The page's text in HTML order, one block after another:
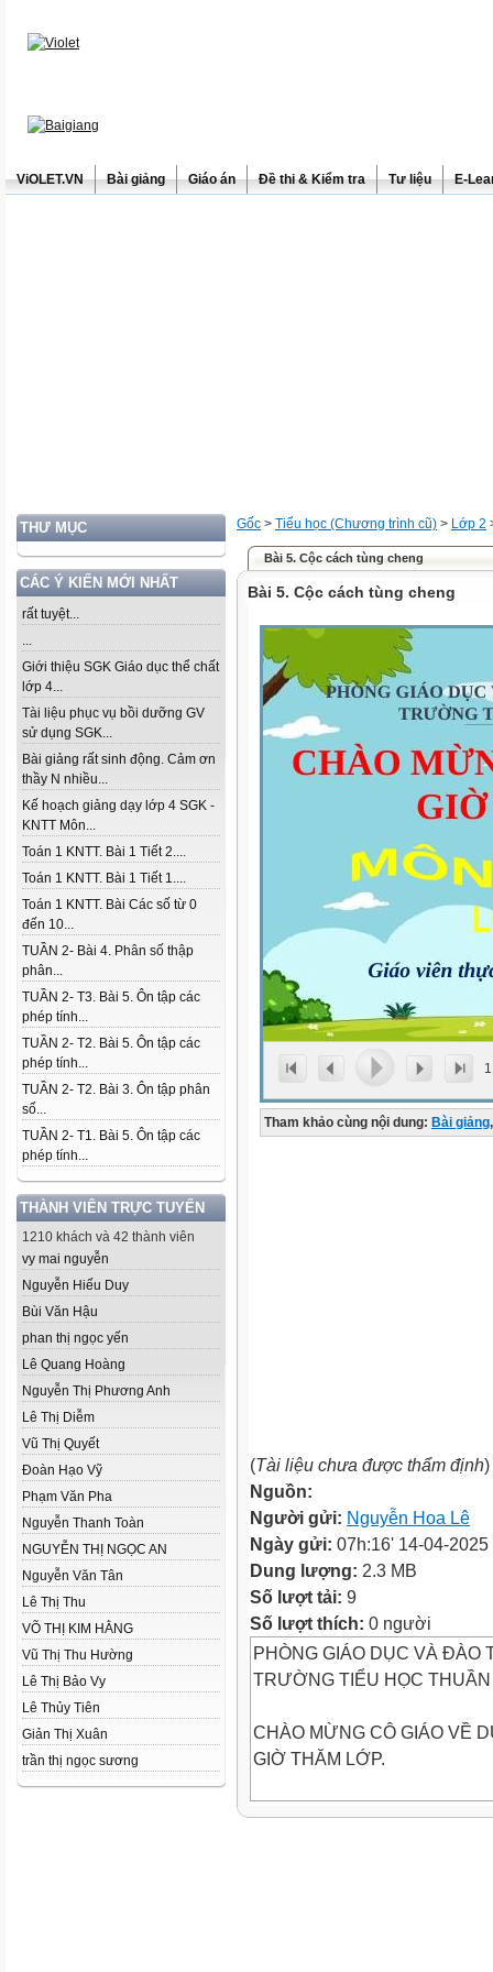
ViOLET.VN Bài giảng Giáo án Đề thi & Kiểm tra Tư liệu E-
THƯ MỤC
CÁC Ý KIẾN MỚI NHẤT
rất tuyệt...
...
Giới thiệu SGK Giáo dục thể chất
lớp 4...
Tài liệu phục vụ bồi dưỡng GV
sử dụng SGK...
Bài giảng rất sinh động. Cảm ơn
thầy N nhiều...
Kế hoạch giảng dạy lớp 4 SGK -
KNTT Môn...
Toán 1 KNTT. Bài 1 Tiết 2....
Toán 1 KNTT. Bài 1 Tiết 1....
Toán 1 KNTT. Bài Các số từ 0
đến 10...
TUẦN 2- Bài 4. Phân số thập
phân...
TUẦN 2- T3. Bài 5. Ôn tập các
phép tính...
TUẦN 2- T2. Bài 5. Ôn tập các
phép tính...
TUẦN 2- T2. Bài 3. Ôn tập phân
số...
TUẦN 2- T1. Bài 5. Ôn tập các
phép tính...
THÀNH VIÊN TRỰC TUYẾN
1210 khách và 42 thành viên
vy mai nguyễn
Nguyễn Hiếu Duy
Bùi Văn Hậu
phan thị ngọc yến
Lê Quang Hoàng
Nguyễn Thị Phương Anh
Lê Thị Diễm
Vũ Thị Quyết
Đoàn Hạo Vỹ
Phạm Văn Pha
Nguyễn Thanh Toàn
NGUYỄN THỊ NGỌC AN
Nguyễn Văn Tân
Lê Thị Thu
VÕ THỊ KIM HẰNG
Vũ Thị Thu Hường
Lê Thị Bảo Vy
Lê Thủy Tiên
Giản Thị Xuân
trần thị ngọc sương
Gốc > Tiểu học (Chương trình cũ) > Lớp 2
Bài 5. Cộc cách tùng cheng
Bài 5. Cộc cách tùng cheng
1
Tham khảo cùng nội dung: Bài giảng,
(Tài liệu chưa được thẩm định)
Nguồn:
Người gửi: Nguyễn Hoa Lê
Ngày gửi: 07h:16' 14-04-2025
Dung lượng: 2.3 MB
Số lượt tải: 9
Số lượt thích: 0 người
PHÒNG GIÁO DỤC VÀ ĐÀO
TRƯỜNG TIỂU HỌC
CHÀO MỪNG CÔ GIÁO VỀ
GIỜ THĂM LỚP.